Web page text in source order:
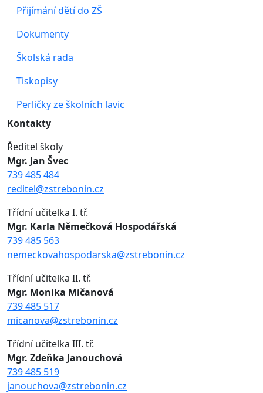
Přijímání dětí do ZŠ
Dokumenty
Školská rada
Tiskopisy
Perličky ze školních lavic
Kontakty
Ředitel školy
Mgr. Jan Švec
739 485 484
reditel@zstrebonin.cz
Třídní učitelka I. tř.
Mgr. Karla Němečková Hospodářská
739 485 563
nemeckovahospodarska@zstrebonin.cz
Třídní učitelka II. tř.
Mgr. Monika Mičanová
739 485 517
micanova@zstrebonin.cz
Třídní učitelka III. tř.
Mgr. Zdeňka Janouchová
739 485 519
janouchova@zstrebonin.cz